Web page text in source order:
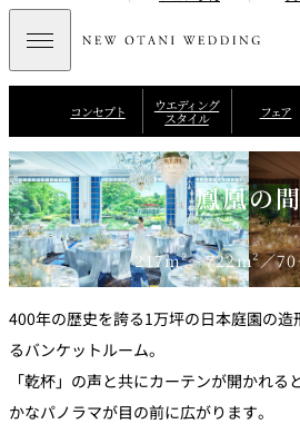
コンセプト ウエディング
スタイル フェア
鳳凰の
217m²～722m²／
400年の歴史を誇る1万坪の日本庭園の
るバンケットルーム。
「乾杯」の声と共にカーテンが開かれ
かなパノラマが目の前に広がります。